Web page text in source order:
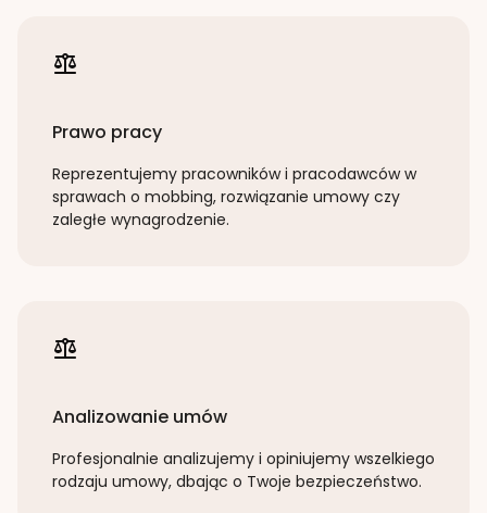
Prawo pracy
Reprezentujemy pracowników i pracodawców w
sprawach o mobbing, rozwiązanie umowy czy
zaległe wynagrodzenie.
Analizowanie umów
Profesjonalnie analizujemy i opiniujemy wszelkiego
rodzaju umowy, dbając o Twoje bezpieczeństwo.